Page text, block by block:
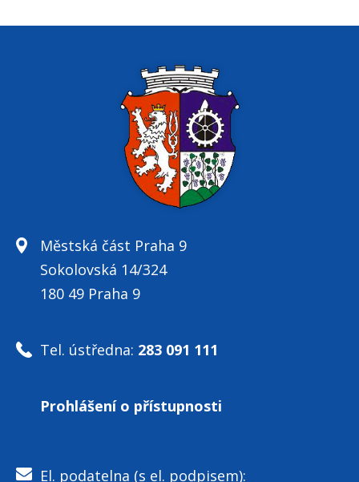
Městská část Praha 9
Sokolovská 14/324
180 49 Praha 9
Tel. ústředna: 283 091 111
Prohlášení o přístupnosti
El. podatelna (s el. podpisem):